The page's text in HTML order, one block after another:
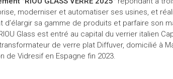
moderniser et automatiser ses usines, et
d’élargir sa gamme de produits et parfaire son
Glass est entré au capital du verrier italien
de verre plat Diffuver, domicilié à
de Vidresif en Espagne fin 2023.